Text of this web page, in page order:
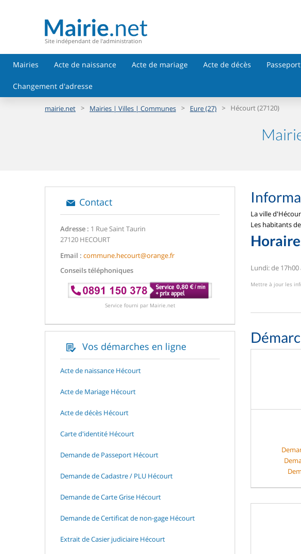
Site indépendant de l'administration
Mairies Acte de naissance Acte de mariage Acte de décès Passeport
Changement d'adresse
mairie.net > Mairies | Villes | Communes > Eure (27) > Hécourt (27120)
Contact
Adresse : 1 Rue Saint Taurin
27120 HECOURT
Email : commune.hecourt@orange.fr
Conseils téléphoniques
Service fourni par Mairie.net
Vos démarches en ligne
Acte de naissance Hécourt
Acte de Mariage Hécourt
Acte de décès Hécourt
Carte d'identité Hécourt
Demande de Passeport Hécourt
Demande de Cadastre / PLU Hécourt
Demande de Carte Grise Hécourt
Demande de Certificat de non-gage Hécourt
Extrait de Casier judiciaire Hécourt
La ville
Les habitants
Lundi: de 17h00
Mettre à jour les